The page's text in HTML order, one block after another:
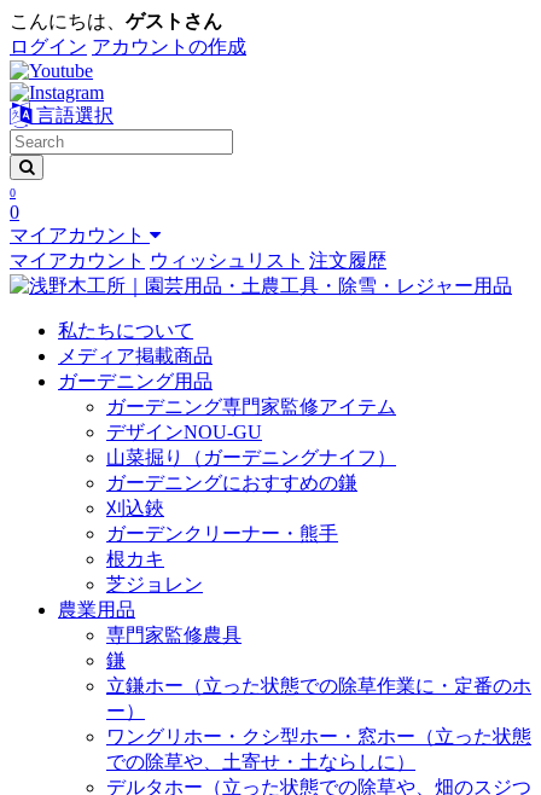
こんにちは、 ゲストさん
ログイン アカウントの作成
言語選択
0
0
マイアカウント
マイアカウント ウィッシュリスト 注文履歴
私たちについて
メディア掲載商品
ガーデニング用品
ガーデニング専門家監修アイテム
デザインNOU-GU
山菜掘り（ガーデニングナイフ）
ガーデニングにおすすめの鎌
刈込鋏
ガーデンクリーナー・熊手
根カキ
芝ジョレン
農業用品
専門家監修農具
鎌
立鎌ホー（立った状態での除草作業に・定番のホ
ー）
ワングリホー・クシ型ホー・窓ホー（立った状態
での除草や、土寄せ・土ならしに）
デルタホー（立った状態での除草や、畑のスジつ